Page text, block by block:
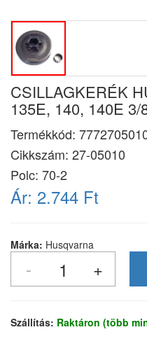
CSILLAGKERÉK
135E, 140, 140E
Termékkód:
Cikkszám: 27-05010
Polc: 70-2
Ár: 2.744 Ft
Márka: Husqvarna
Szállítás: Raktáron (több